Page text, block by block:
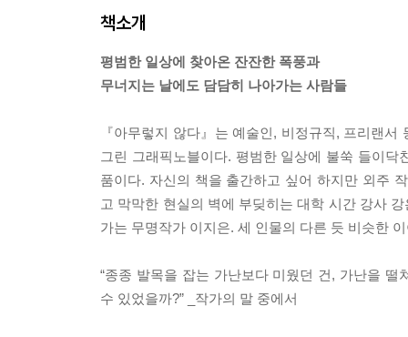
책소개
평범한 일상에 찾아온 잔잔한 폭풍과
무너지는 날에도 담담히 나아가는 사람들
『아무렇지 않다』는 예술인, 비정규직, 프리랜
그린 그래픽노블이다. 평범한 일상에 불쑥 들이
품이다. 자신의 책을 출간하고 싶어 하지만 외주
고 막막한 현실의 벽에 부딪히는 대학 시간 강사
가는 무명작가 이지은. 세 인물의 다른 듯 비슷한
“종종 발목을 잡는 가난보다 미웠던 건, 가난을
수 있었을까?” _작가의 말 중에서